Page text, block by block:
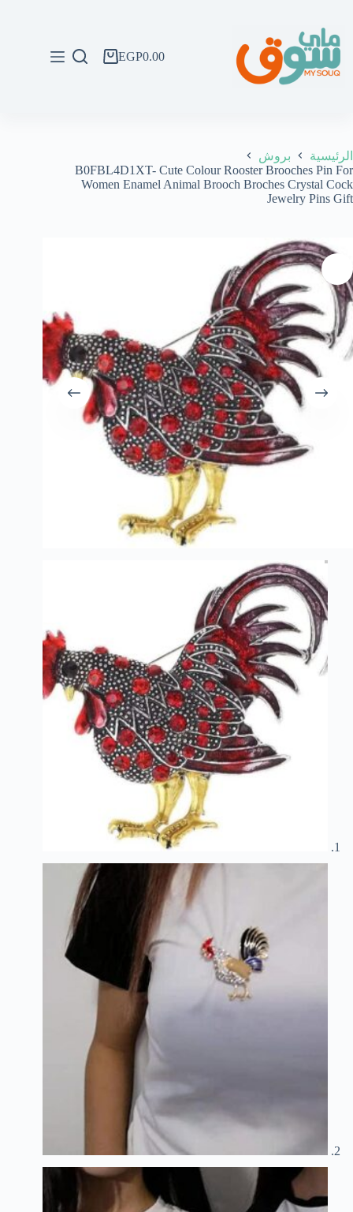
المحتوى
عربةEGP0.00
الرئيسية
بروش
B0FBL4D1XT- Cute Colour Rooster Brooches Pin For
Women Enamel Animal Brooch Broches Crystal Cock
Jewelry Pins Gift